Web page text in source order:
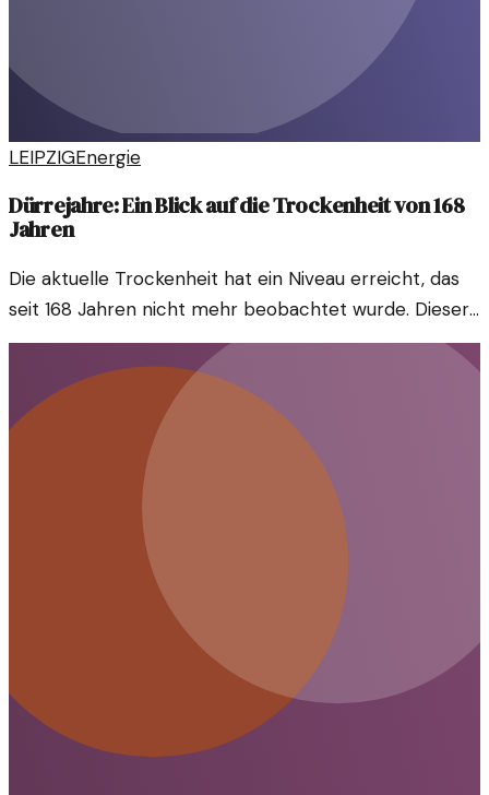
LEIPZIGEnergie
Dürrejahre: Ein Blick auf die Trockenheit von 168
Jahren
Die aktuelle Trockenheit hat ein Niveau erreicht, das
seit 168 Jahren nicht mehr beobachtet wurde. Dieser
Artikel erläutert die Ursachen und Auswirkungen.